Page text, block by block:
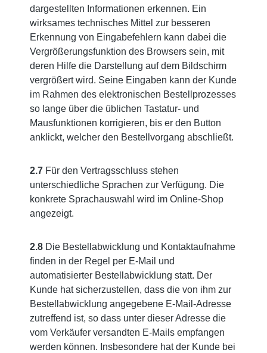
dargestellten Informationen erkennen. Ein
wirksames technisches Mittel zur besseren
Erkennung von Eingabefehlern kann dabei die
Vergrößerungsfunktion des Browsers sein, mit
deren Hilfe die Darstellung auf dem Bildschirm
vergrößert wird. Seine Eingaben kann der Kunde
im Rahmen des elektronischen Bestellprozesses
so lange über die üblichen Tastatur- und
Mausfunktionen korrigieren, bis er den Button
anklickt, welcher den Bestellvorgang abschließt.
2.7 Für den Vertragsschluss stehen
unterschiedliche Sprachen zur Verfügung. Die
konkrete Sprachauswahl wird im Online-Shop
angezeigt.
2.8 Die Bestellabwicklung und Kontaktaufnahme
finden in der Regel per E-Mail und
automatisierter Bestellabwicklung statt. Der
Kunde hat sicherzustellen, dass die von ihm zur
Bestellabwicklung angegebene E-Mail-Adresse
zutreffend ist, so dass unter dieser Adresse die
vom Verkäufer versandten E-Mails empfangen
werden können. Insbesondere hat der Kunde bei